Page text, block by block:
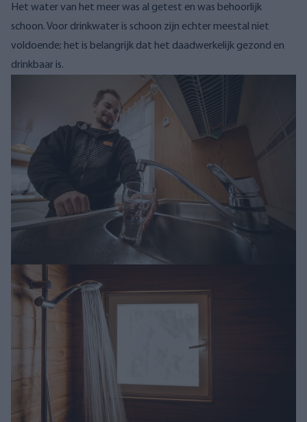
Het water van het meer was al getest en was behoorlijk
schoon. Voor drinkwater is schoon zijn echter meestal niet
voldoende; het is belangrijk dat het daadwerkelijk gezond en
drinkbaar is.